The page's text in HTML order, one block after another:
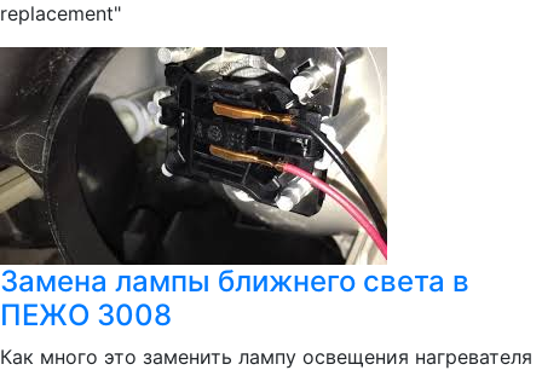
replacement"
Замена лампы ближнего света в
ПЕЖО 3008
Как много это заменить лампу освещения нагревателя